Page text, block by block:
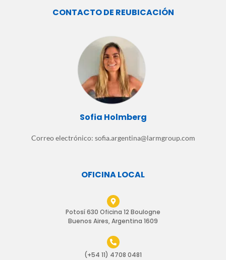
CONTACTO DE REUBICACIÓN
Sofia Holmberg
Correo electrónico: sofia.argentina@larmgroup.com
OFICINA LOCAL
Potosí 630 Oficina 12 Boulogne
Buenos Aires, Argentina 1609
(+54 11) 4708 0481